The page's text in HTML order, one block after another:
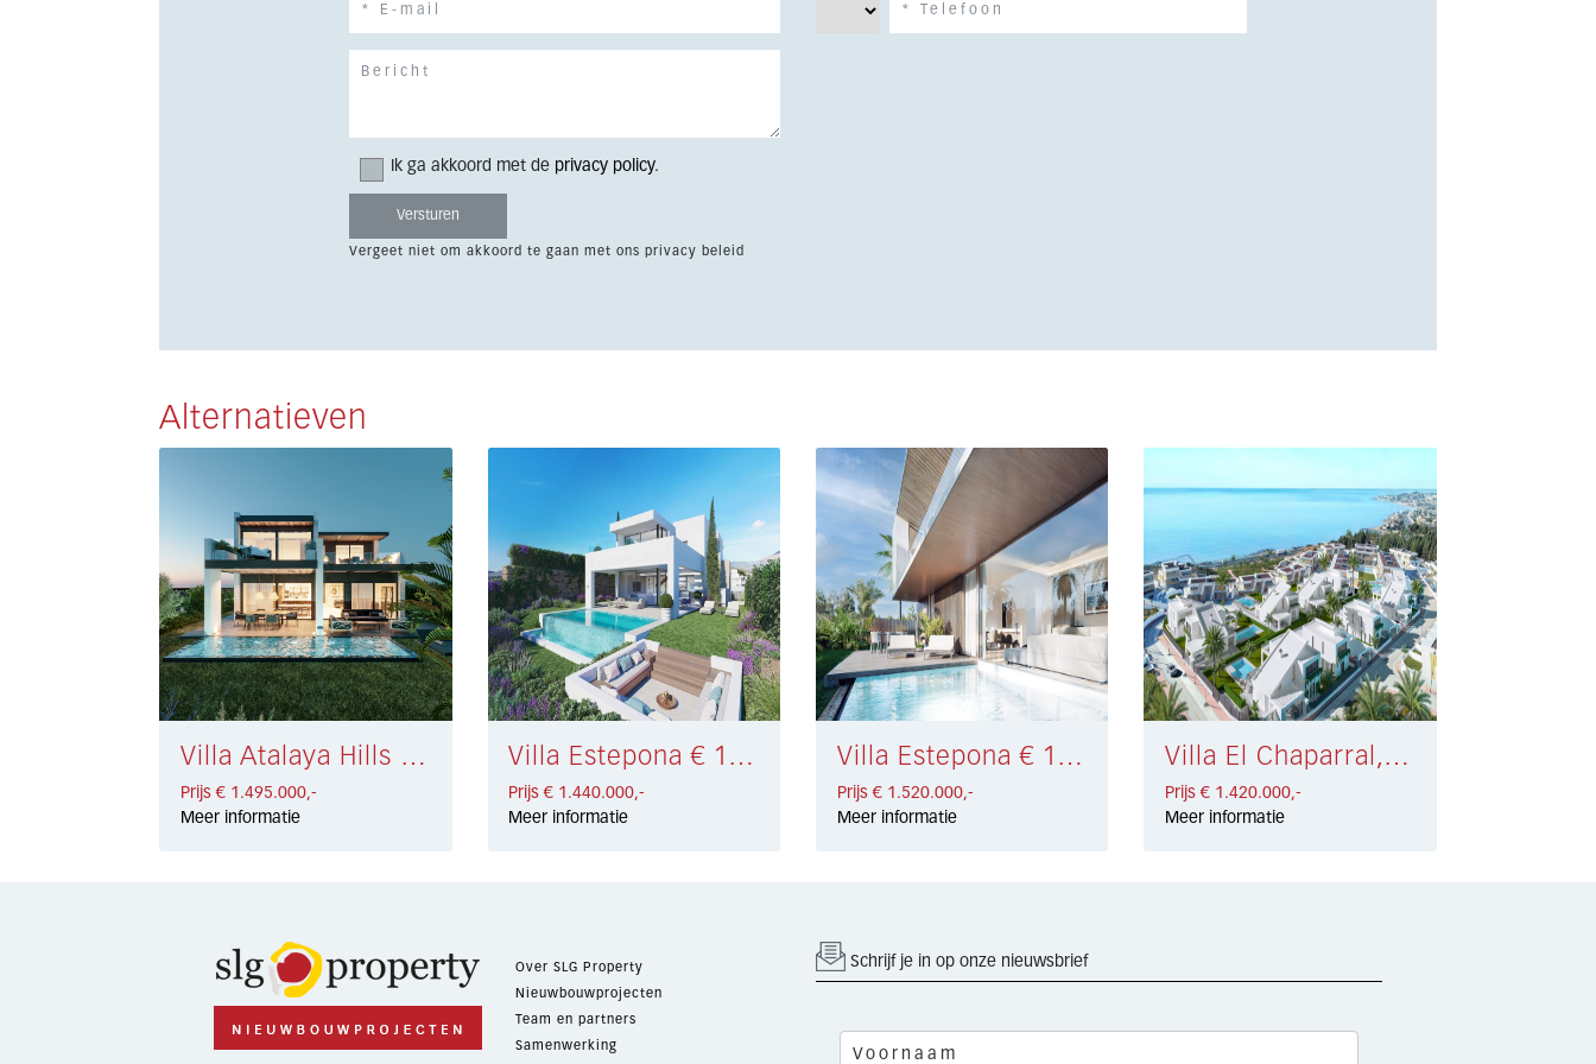
Ik ga akkoord met de privacy policy.
Vergeet niet om akkoord te gaan met ons privacy beleid
Alternatieven
Villa Atalaya Hills € 1.495.000,-
Prijs € 1.495.000,-
Meer informatie
Villa Estepona € 1.440.000,-
Prijs € 1.440.000,-
Meer informatie
Villa Estepona € 1.520.000,-
Prijs € 1.520.000,-
Meer informatie
Villa El Chaparral, Mijas Costa € 1.420.000,-
Prijs € 1.420.000,-
Meer informatie
Over SLG Property
Nieuwbouwprojecten
Team en partners
Samenwerking
Schrijf je in op onze nieuwsbrief